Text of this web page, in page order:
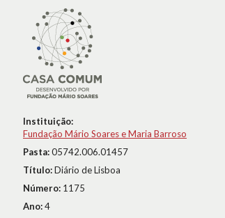
Instituição:
Fundação Mário Soares e Maria Barroso
Pasta:05742.006.01457
Título:Diário de Lisboa
Número: 1175
Ano:4